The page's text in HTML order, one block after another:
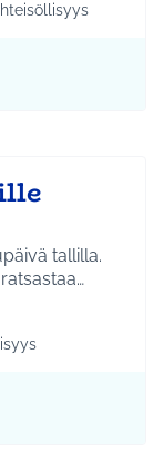
kylät
mukaan:
tallilla.
Hyvinvointi ja